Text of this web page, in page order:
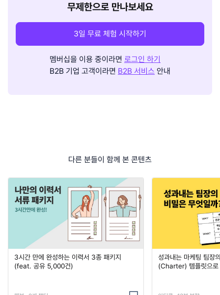
무제한으로 만나보세요
3일 무료 체험 시작하기
멤버십을 이용 중이라면 로그인 하기
B2B 기업 고객이라면 B2B 서비스 안내
다른 분들이 함께 본 콘텐츠
3시간 만에 완성하는 이력서 3종 패키지
(feat. 공유 5,000건)
성과내는 마케팅 팀장
(Charter) 템플릿으로